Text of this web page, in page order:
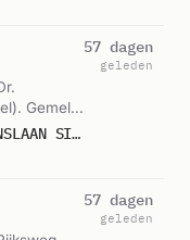
Gemeld
AANRIJDING LETSEL DR. NOLENSLAAN SITTARD
57 dagen
geleden
57 dagen
geleden